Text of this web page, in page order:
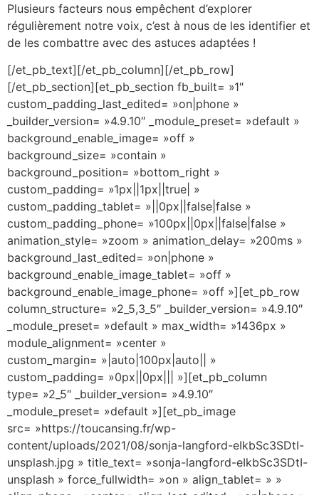
​Plusieurs facteurs nous empêchent d’explorer
régulièrement notre voix, c’est à nous de les identifier et
de les combattre avec des astuces adaptées !
[/et_pb_text][/et_pb_column][/et_pb_row]
[/et_pb_section][et_pb_section fb_built= »1″
custom_padding_last_edited= »on|phone »
_builder_version= »4.9.10″ _module_preset= »default »
background_enable_image= »off »
background_size= »contain »
background_position= »bottom_right »
custom_padding= »1px||1px||true| »
custom_padding_tablet= »||0px||false|false »
custom_padding_phone= »100px||0px||false|false »
animation_style= »zoom » animation_delay= »200ms »
background_last_edited= »on|phone »
background_enable_image_tablet= »off »
background_enable_image_phone= »off »][et_pb_row
column_structure= »2_5,3_5″ _builder_version= »4.9.10″
_module_preset= »default » max_width= »1436px »
module_alignment= »center »
custom_margin= »|auto|100px|auto|| »
custom_padding= »0px||0px||| »][et_pb_column
type= »2_5″ _builder_version= »4.9.10″
_module_preset= »default »][et_pb_image
src= »https://toucansing.fr/wp-
content/uploads/2021/08/sonja-langford-eIkbSc3SDtI-
unsplash.jpg » title_text= »sonja-langford-eIkbSc3SDtI-
unsplash » force_fullwidth= »on » align_tablet= » »